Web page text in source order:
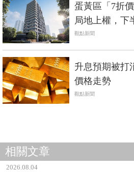
蛋黃區「7折
局地上權，下
觀點新聞
升息預期被打
價格走勢
觀點新聞
相關文章
2026.08.04